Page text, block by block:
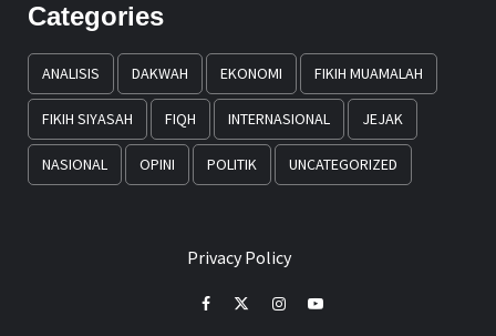
Categories
ANALISIS DAKWAH EKONOMI FIKIH MUAMALAH
FIKIH SIYASAH FIQH INTERNASIONAL JEJAK
NASIONAL OPINI POLITIK UNCATEGORIZED
Privacy Policy
FacebookTwitterInstagramYoutube